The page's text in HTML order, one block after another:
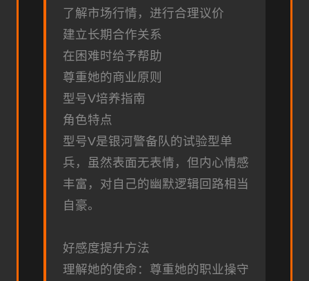
了解市场行情，进行合理议价
建立长期合作关系
在困难时给予帮助
尊重她的商业原则
型号V培养指南
角色特点
型号V是银河警备队的试验型单
兵，虽然表面无表情，但内心情感
丰富，对自己的幽默逻辑回路相当
自豪。
好感度提升方法
理解她的使命：尊重她的职业操守